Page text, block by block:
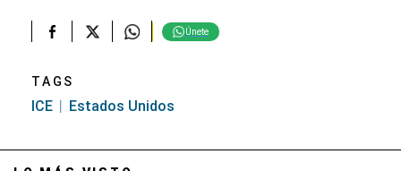
Únete
TAGS
ICE Estados Unidos